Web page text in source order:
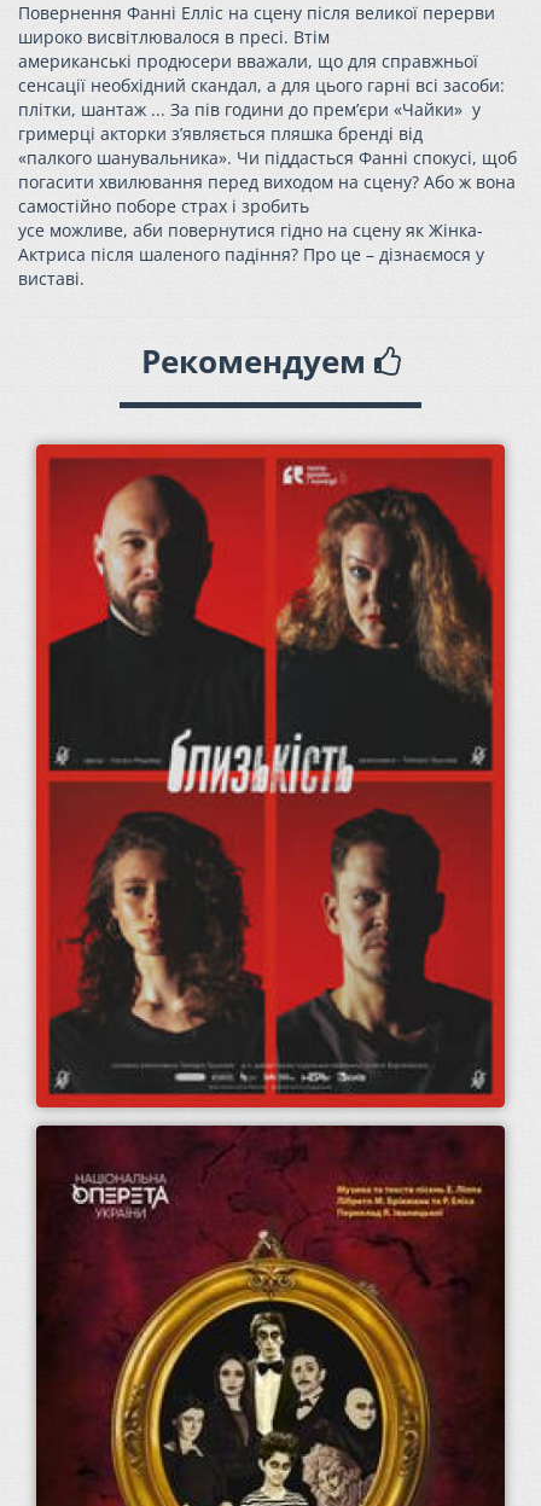
Повернення Фанні Елліс на сцену після великої перерви
широко висвітлювалося в пресі. Втім
американські продюсери вважали, що для справжньої
сенсації необхідний скандал, а для цього гарні всі засоби:
плітки, шантаж ... За пів години до прем’єри «Чайки» у
гримерці акторки з’являється пляшка бренді від
«палкого шанувальника». Чи піддасться Фанні спокусі, щоб
погасити хвилювання перед виходом на сцену? Або ж вона
самостійно поборе страх і зробить
усе можливе, аби повернутися гідно на сцену як Жінка-
Актриса після шаленого падіння? Про це – дізнаємося у
виставі.
Рекомендуем